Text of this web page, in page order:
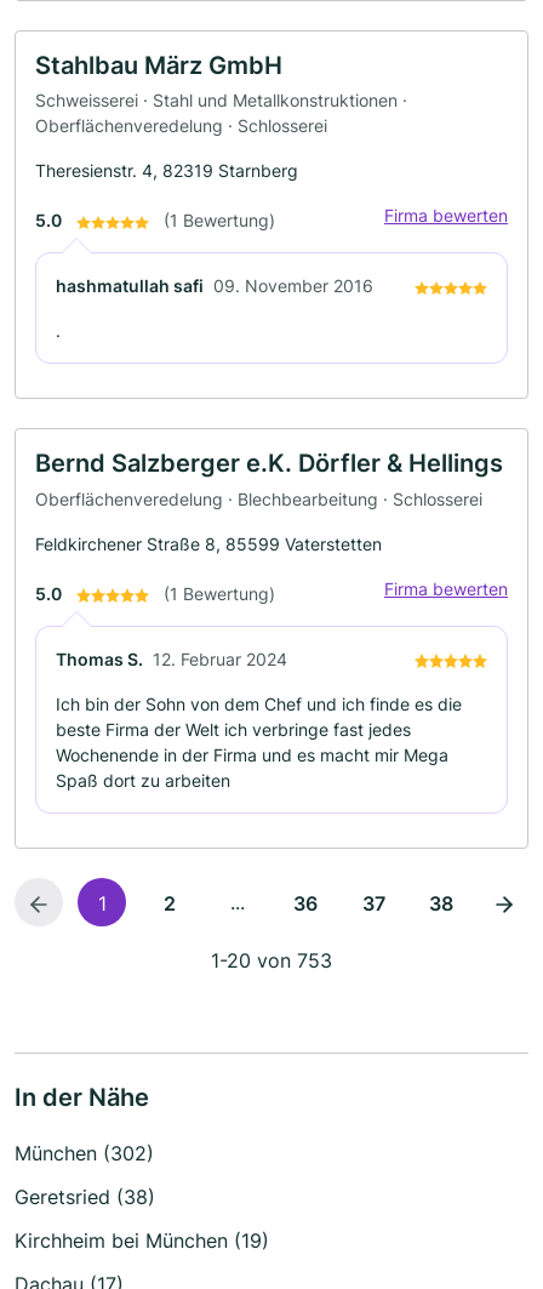
Stahlbau März GmbH
Schweisserei · Stahl und Metallkonstruktionen ·
Oberflächenveredelung · Schlosserei
Theresienstr. 4, 82319 Starnberg
5.0 (1 Bewertung) Firma bewerten
hashmatullah safi 09. November 2016
.
Bernd Salzberger e.K. Dörfler & Hellings
Oberflächenveredelung · Blechbearbeitung · Schlosserei
Feldkirchener Straße 8, 85599 Vaterstetten
5.0 (1 Bewertung) Firma bewerten
Thomas S. 12. Februar 2024
Ich bin der Sohn von dem Chef und ich finde es die
beste Firma der Welt ich verbringe fast jedes
Wochenende in der Firma und es macht mir Mega
Spaß dort zu arbeiten
1 2 ... 36 37 38
1-20 von 753
In der Nähe
München (302)
Geretsried (38)
Kirchheim bei München (19)
Dachau (17)